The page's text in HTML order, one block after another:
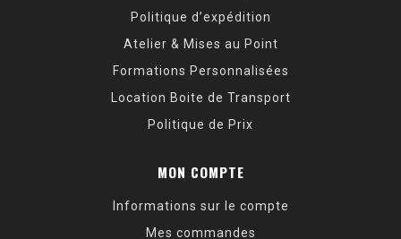
Politique d’expédition
Atelier & Mises au Point
Formations Personnalisées
Location Boite de Transport
Politique de Prix
MON COMPTE
Informations sur le compte
Mes commandes